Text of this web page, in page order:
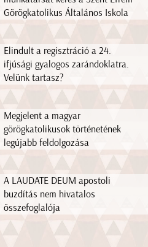
Görögkatolikus Általános Iskola
Elindult a regisztráció a 24.
ifjúsági gyalogos zarándoklatra.
Velünk tartasz?
Megjelent a magyar
görögkatolikusok történetének
legújabb feldolgozása
A LAUDATE DEUM apostoli
buzdítás nem hivatalos
összefoglalója